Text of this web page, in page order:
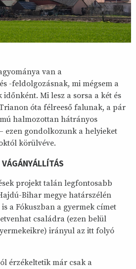
van a
-feldolgozásnak, mi mégsem a
Mi lesz a sorsa a két és
óta félreeső falunak, a pár
halmozottan hátrányos
ezen gondolkozunk a helyieket
körülvéve.
projekt talán legfontosabb
Bihar megye határszélén
a Fókuszban a gyermek címet
családra (ezen belül
irányul az itt folyó
érzékeltetik már csak a